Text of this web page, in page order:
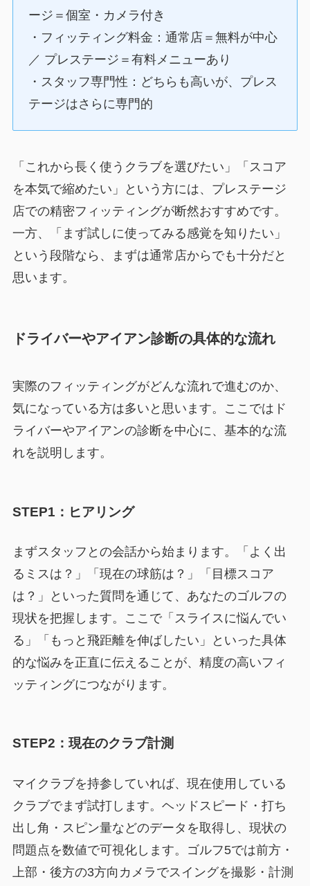
ージ＝個室・カメラ付き
・フィッティング料金：通常店＝無料が中心
／ プレステージ＝有料メニューあり
・スタッフ専門性：どちらも高いが、プレス
テージはさらに専門的
「これから長く使うクラブを選びたい」「スコア
を本気で縮めたい」という方には、プレステージ
店での精密フィッティングが断然おすすめです。
一方、「まず試しに使ってみる感覚を知りたい」
という段階なら、まずは通常店からでも十分だと
思います。
ドライバーやアイアン診断の具体的な流れ
実際のフィッティングがどんな流れで進むのか、
気になっている方は多いと思います。ここではド
ライバーやアイアンの診断を中心に、基本的な流
れを説明します。
STEP1：ヒアリング
まずスタッフとの会話から始まります。「よく出
るミスは？」「現在の球筋は？」「目標スコア
は？」といった質問を通じて、あなたのゴルフの
現状を把握します。ここで「スライスに悩んでい
る」「もっと飛距離を伸ばしたい」といった具体
的な悩みを正直に伝えることが、精度の高いフィ
ッティングにつながります。
STEP2：現在のクラブ計測
マイクラブを持参していれば、現在使用している
クラブでまず試打します。ヘッドスピード・打ち
出し角・スピン量などのデータを取得し、現状の
問題点を数値で可視化します。ゴルフ5では前方・
上部・後方の3方向カメラでスイングを撮影・計測